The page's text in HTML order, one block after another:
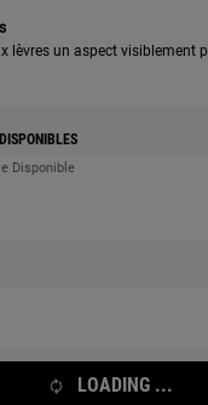
lèvres un aspect visiblement
Disponible
LOADING ...